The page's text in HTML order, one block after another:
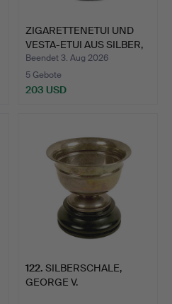
ZIGARETTENETUI UND
VESTA-ETUI AUS SILBER,
…
Beendet 3. Aug 2026
5 Gebote
203 USD
122. SILBERSCHALE,
GEORGE V.